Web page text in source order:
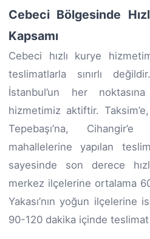
Cebeci Bölgesinde
Kapsamı
Cebeci hızlı kurye
teslimatlarla sınırlı
İstanbul’un her
hizmetimiz aktiftir. Taksim’e,
Tepebaşı’na,
mahallelerine yapılan
sayesinde son derece
merkez ilçelerine ortalama
Yakası’nın yoğun ilçelerine
90-120 dakika içinde teslimat